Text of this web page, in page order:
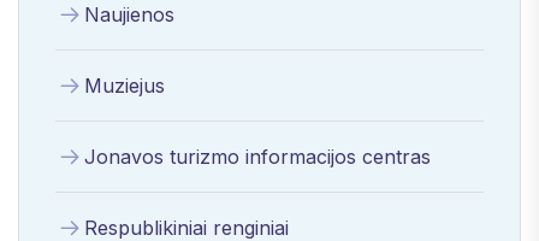
Naujienos
Muziejus
Jonavos turizmo informacijos centras
Respublikiniai renginiai